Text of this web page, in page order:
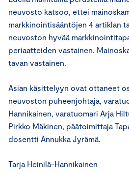
neuvosto katsoo, ettei
markkinointisääntöjen 4 artiklan
neuvoston hyvää
periaatteiden vastainen.
tavan vastainen.
Asian käsittelyyn ovat ottaneet
neuvoston puheenjohtaja,
Hannikainen, varatuomari Arja
Pirkko Mäkinen, päätoimittaja
dosentti Annukka Jyrämä.
Tarja Heinilä-